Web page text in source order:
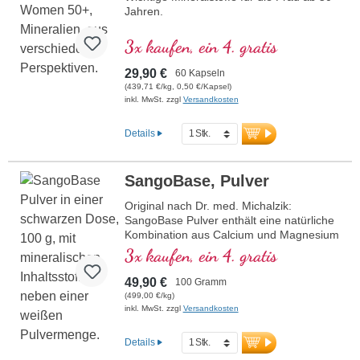
Jahren.
3x kaufen, ein 4. gratis
29,90 € 60 Kapseln
(439,71 €/kg, 0,50 €/Kapsel)
inkl. MwSt. zzgl Versandkosten
Details
SangoBase, Pulver
Original nach Dr. med. Michalzik:
SangoBase Pulver enthält eine natürliche
Kombination aus Calcium und Magnesium
im idealen Verhältnis von 2:1. Dieses
basische Mineralpulver unterstützt den
normalen Säure-Basen-Haushalt und
trägt zur Erhaltung normaler Knochen und
Zähne bei. Hergestellt in Deutschland, frei
aluminiumfreien Verpackung.
mehr Informationen zu SangoBase
3x kaufen, ein 4. gratis
49,90 € 100 Gramm
(499,00 €/kg)
inkl. MwSt. zzgl Versandkosten
Details